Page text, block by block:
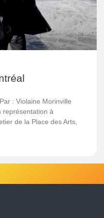
: Violaine Morinville
représentation à
de la Place des Arts,